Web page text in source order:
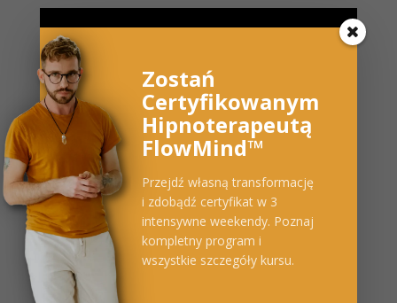
Zostań
Certyfikowanym
Hipnoterapeutą
FlowMind™
Przejdź własną transformację
i zdobądź certyfikat w 3
intensywne weekendy. Poznaj
kompletny program i
wszystkie szczegóły kursu.